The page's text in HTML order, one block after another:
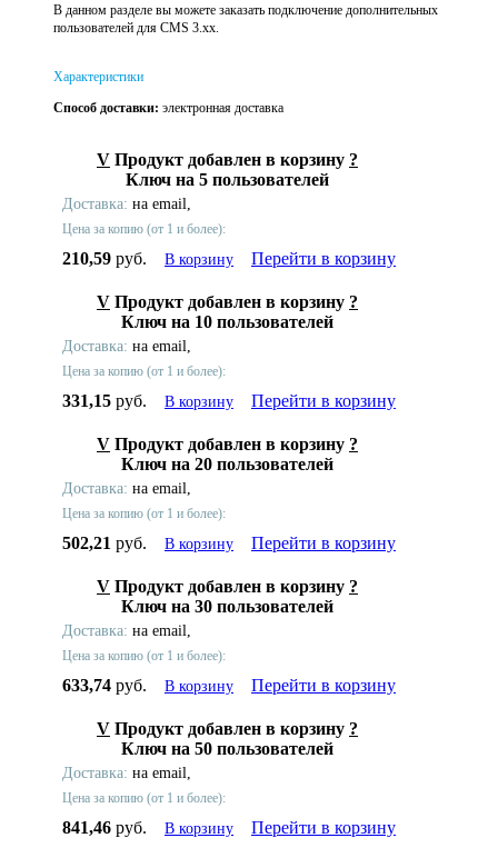
В данном разделе вы можете заказать подключение дополнительных
пользователей для CMS 3.xx.
Характеристики
Способ доставки: электронная доставка
V Продукт добавлен в корзину ?
Ключ на 5 пользователей
Доставка: на email,
Цена за копию (от 1 и более):
210,59 руб. В корзину Перейти в корзину
V Продукт добавлен в корзину ?
Ключ на 10 пользователей
Доставка: на email,
Цена за копию (от 1 и более):
331,15 руб. В корзину Перейти в корзину
V Продукт добавлен в корзину ?
Ключ на 20 пользователей
Доставка: на email,
Цена за копию (от 1 и более):
502,21 руб. В корзину Перейти в корзину
V Продукт добавлен в корзину ?
Ключ на 30 пользователей
Доставка: на email,
Цена за копию (от 1 и более):
633,74 руб. В корзину Перейти в корзину
V Продукт добавлен в корзину ?
Ключ на 50 пользователей
Доставка: на email,
Цена за копию (от 1 и более):
841,46 руб. В корзину Перейти в корзину